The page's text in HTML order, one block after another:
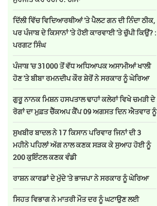
ਦਿੱਲੀ ਵਿੱਚ ਵਿਦਿਆਰਥੀਆਂ 'ਤੇ ਪੈਲਟ ਗਨ ਦੀ ਨਿੰਦਾ ਠੀਕ,
ਪਰ ਪੰਜਾਬ ਦੇ ਕਿਸਾਨਾਂ 'ਤੇ ਹੋਈ ਕਾਰਵਾਈ 'ਤੇ ਚੁੱਪੀ ਕਿਉਂ? :
ਪਰਗਟ ਸਿੰਘ
ਪੰਜਾਬ 'ਚ 31000 ਤੋਂ ਵੱਧ ਅਧਿਆਪਕ ਅਸਾਮੀਆਂ ਖਾਲੀ
ਹੋਣ 'ਤੇ ਬੀਬਾ ਰਮਨਦੀਪ ਕੌਰ ਸ਼ੇਰੋਂ ਨੇ ਸਰਕਾਰ ਨੂੰ ਘੇਰਿਆ
ਗੁਰੂ ਨਾਨਕ ਮਿਸ਼ਨ ਹਸਪਤਾਲ ਢਾਹਾਂ ਕਲੇਰਾਂ ਵਿਖੇ ਚਮੜੀ ਦੇ
ਰੋਗਾਂ ਦਾ ਮੁਫ਼ਤ ਚੈੱਕਅਪ ਕੈਂਪ 09 ਅਗਸਤ ਦਿਨ ਐਤਵਾਰ ਨੂੰ
ਸੁਖਬੀਰ ਬਾਦਲ ਨੇ 17 ਕਿਸਾਨ ਪਰਿਵਾਰ ਜਿਨਾਂ ਦੀ 3
ਮਹੀਨੇ ਪਹਿਲਾਂ ਅੱਗ ਨਾਲ ਕਣਕ ਸੜਕ ਕੇ ਸੁਆਹ ਹੋਈ ਨੂੰ
200 ਕੁਇੰਟਲ ਕਣਕ ਵੰਡੀ
ਰਾਸ਼ਨ ਕਾਰਡਾਂ ਦੇ ਮੁੱਦੇ 'ਤੇ ਭਾਜਪਾ ਨੇ ਸਰਕਾਰ ਨੂੰ ਘੇਰਿਆ
ਸਿਹਤ ਵਿਭਾਗ ਨੇ ਮਾਤਰੀ ਮੌਤ ਦਰ ਨੂੰ ਘਟਾਉਣ ਲਈ